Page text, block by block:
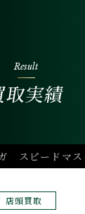
Result
取実績
スピードマ
店頭買取